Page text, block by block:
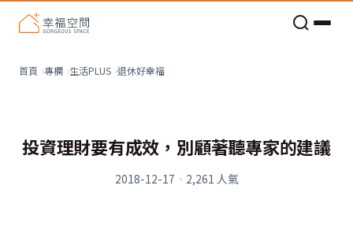
首頁 專欄 生活PLUS 退休好幸福
投資理財要有成效，別顧著聽專家的建議
2018-12-17 · 2,261 人氣